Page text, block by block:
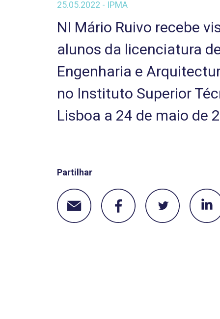
25.05.2022 - IPMA
NI Mário Ruivo recebe
alunos da licenciatura
Engenharia e
no Instituto Superior
Lisboa a 24 de maio de
Partilhar